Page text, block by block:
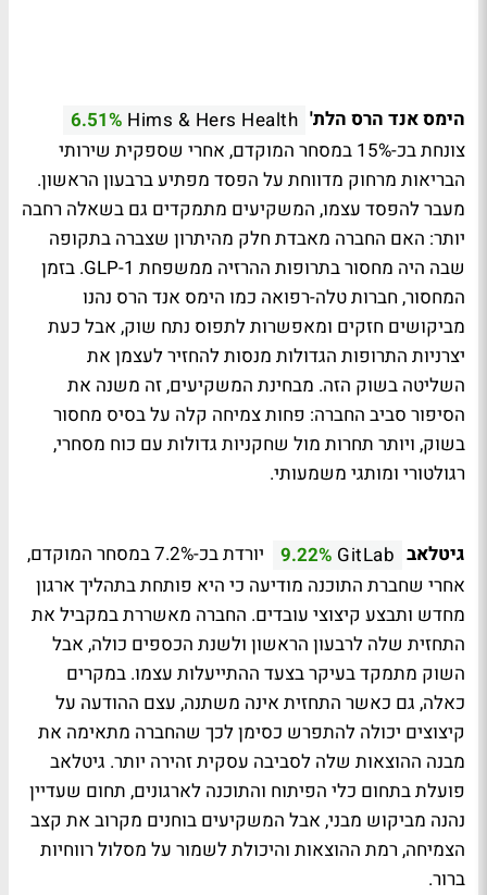
הימס אנד הרס הלת' Hims & Hers Health
6.51%
צונחת בכ-15% במסחר המוקדם, אחרי שספקית שירותי
הבריאות מרחוק מדווחת על הפסד מפתיע ברבעון הראשון.
מעבר להפסד עצמו, המשקיעים מתמקדים גם בשאלה רחבה
יותר: האם החברה מאבדת חלק מהיתרון שצברה בתקופה
שבה היה מחסור בתרופות ההרזיה ממשפחת GLP-1. בזמן
המחסור, חברות טלה-רפואה כמו הימס אנד הרס נהנו
מביקושים חזקים ומאפשרות לתפוס נתח שוק, אבל כעת
יצרניות התרופות הגדולות מנסות להחזיר לעצמן את
השליטה בשוק הזה. מבחינת המשקיעים, זה משנה את
הסיפור סביב החברה: פחות צמיחה קלה על בסיס מחסור
בשוק, ויותר תחרות מול שחקניות גדולות עם כוח מסחרי,
רגולטורי ומותגי משמעותי.
גיטלאב GitLab
9.22%
יורדת בכ-7.2% במסחר המוקדם,
אחרי שחברת התוכנה מודיעה כי היא פותחת בתהליך ארגון
מחדש ותבצע קיצוצי עובדים. החברה מאשררת במקביל את
התחזית שלה לרבעון הראשון ולשנת הכספים כולה, אבל
השוק מתמקד בעיקר בצעד ההתייעלות עצמו. במקרים
כאלה, גם כאשר התחזית אינה משתנה, עצם ההודעה על
קיצוצים יכולה להתפרש כסימן לכך שהחברה מתאימה את
מבנה ההוצאות שלה לסביבה עסקית זהירה יותר. גיטלאב
פועלת בתחום כלי הפיתוח והתוכנה לארגונים, תחום שעדיין
נהנה מביקוש מבני, אבל המשקיעים בוחנים מקרוב את קצב
הצמיחה, רמת ההוצאות והיכולת לשמור על מסלול רווחיות
ברור.